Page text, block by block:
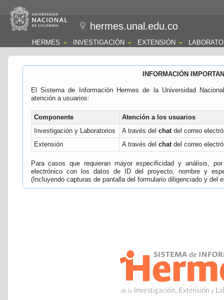
hermes.unal.edu.co
HERMES INVESTIGACIÓN EXTENSIÓN
INFORMACIÓN
El Sistema de Información Hermes de la Universidad
atención a usuarios:
Componente
Atención a los usuarios
Investigación y Laboratorios
A través del chatdel correo
Extensión
A través del chatdel correo
Para casos que requieran mayor especificidad y análisis,
electrónico con los datos de ID del proyecto, nombre y
(Incluyendo capturas de pantalla del formulario diligenciado y del